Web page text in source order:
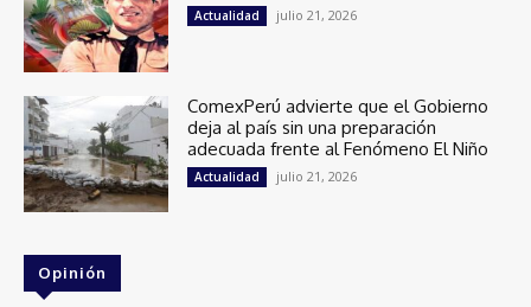
Actualidad julio 21, 2026
ComexPerú advierte que el Gobierno
deja al país sin una preparación
adecuada frente al Fenómeno El Niño
Actualidad julio 21, 2026
Opinión